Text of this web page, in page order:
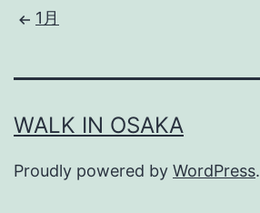
1月
WALK IN OSAKA
Proudly powered by WordPress.